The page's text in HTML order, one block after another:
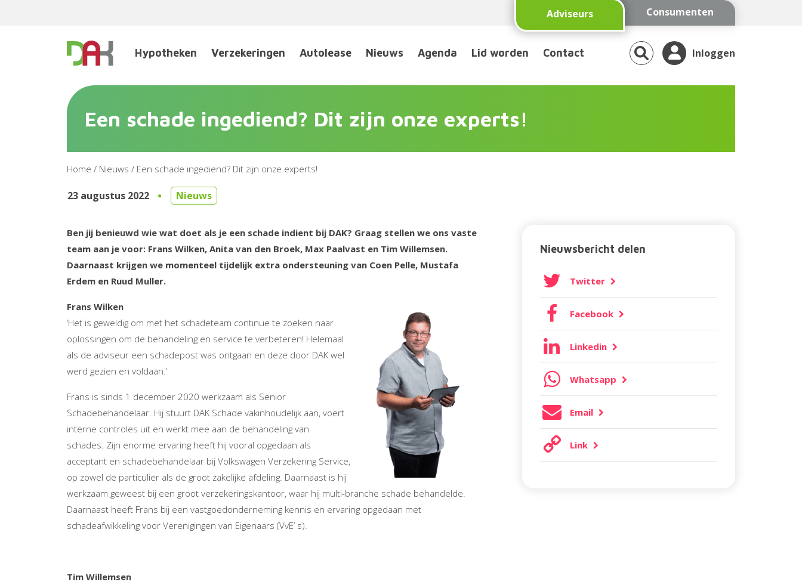
Adviseurs Consumenten
Hypotheken Verzekeringen Autolease Nieuws Agenda Lid worden Contact Inloggen
Een schade ingediend? Dit zijn onze experts!
Home / Nieuws / Een schade ingediend? Dit zijn onze experts!
23 augustus 2022 Nieuws
Ben jij benieuwd wie wat doet als je een schade indient bij DAK? Graag stellen we ons vaste
team aan je voor: Frans Wilken, Anita van den Broek, Max Paalvast en Tim Willemsen.
Daarnaast krijgen we momenteel tijdelijk extra ondersteuning van Coen Pelle, Mustafa
Erdem en Ruud Muller.
Frans Wilken
‘Het is geweldig om met het schadeteam continue te zoeken naar
oplossingen om de behandeling en service te verbeteren! Helemaal
als de adviseur een schadepost was ontgaan en deze door DAK wel
werd gezien en voldaan.’
Frans is sinds 1 december 2020 werkzaam als Senior
Schadebehandelaar. Hij stuurt DAK Schade vakinhoudelijk aan, voert
interne controles uit en werkt mee aan de behandeling van
schades. Zijn enorme ervaring heeft hij vooral opgedaan als
acceptant en schadebehandelaar bij Volkswagen Verzekering Service,
op zowel de particulier als de groot zakelijke afdeling. Daarnaast is hij
werkzaam geweest bij een groot verzekeringskantoor, waar hij multi-branche schade behandelde.
Daarnaast heeft Frans bij een vastgoedonderneming kennis en ervaring opgedaan met
schadeafwikkeling voor Verenigingen van Eigenaars (VvE’ s).
Tim Willemsen
Nieuwsbericht delen
Twitter
Facebook
Linkedin
Whatsapp
Email
Link